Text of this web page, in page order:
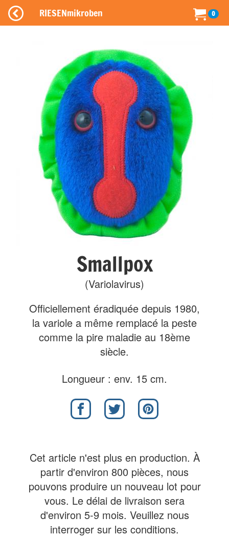
RIESENmikroben 0
Smallpox
(Variolavirus)
Officiellement éradiquée depuis 1980,
la variole a même remplacé la peste
comme la pire maladie au 18ème
siècle.
Longueur : env. 15 cm.
Cet article n'est plus en production. À
partir d'environ 800 pièces, nous
pouvons produire un nouveau lot pour
vous. Le délai de livraison sera
d'environ 5-9 mois. Veuillez nous
interroger sur les conditions.